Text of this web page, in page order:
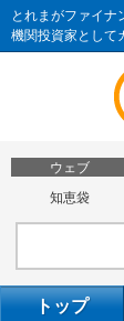
機関投資家として
ウェブ
知恵袋
トップ